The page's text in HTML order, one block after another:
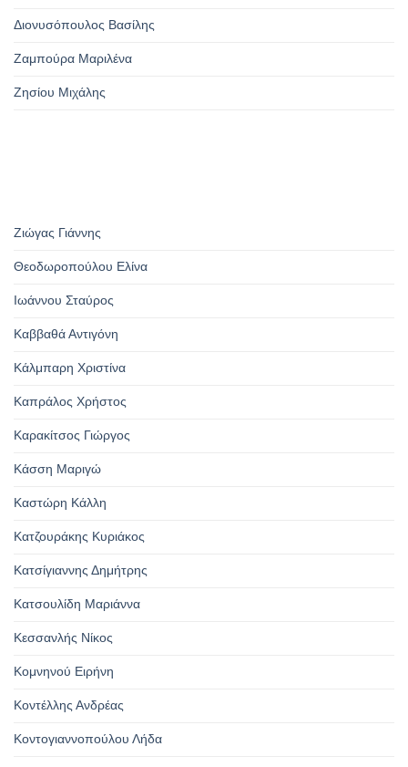
Διονυσόπουλος Βασίλης
Ζαμπούρα Μαριλένα
Ζησίου Μιχάλης
Ζιώγας Γιάννης
Θεοδωροπούλου Ελίνα
Ιωάννου Σταύρος
Καββαθά Αντιγόνη
Κάλμπαρη Χριστίνα
Καπράλος Χρήστος
Καρακίτσος Γιώργος
Κάσση Μαριγώ
Καστώρη Κάλλη
Κατζουράκης Κυριάκος
Κατσίγιαννης Δημήτρης
Κατσουλίδη Μαριάννα
Κεσσανλής Νίκος
Κομνηνού Ειρήνη
Κοντέλλης Ανδρέας
Κοντογιαννοπούλου Λήδα